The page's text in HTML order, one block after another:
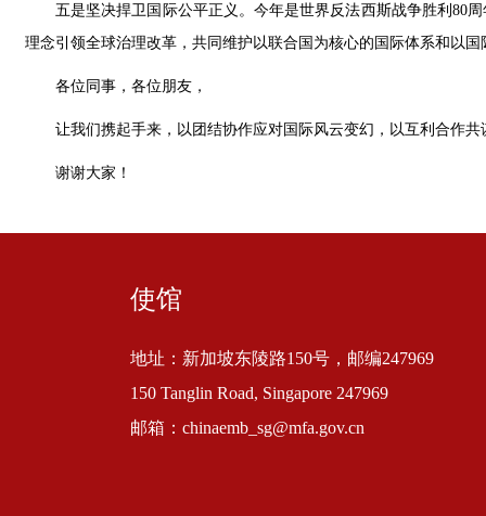
五是坚决捍卫国际公平正义。今年是世界反法西斯战争胜利80
理念引领全球治理改革，共同维护以联合国为核心的国际体系和以
各位同事，各位朋友，
让我们携起手来，以团结协作应对国际风云变幻，以互利合作
谢谢大家！
使馆
地址：新加坡东陵路150号，邮编247969
150 Tanglin Road, Singapore 247969
邮箱：chinaemb_sg@mfa.gov.cn